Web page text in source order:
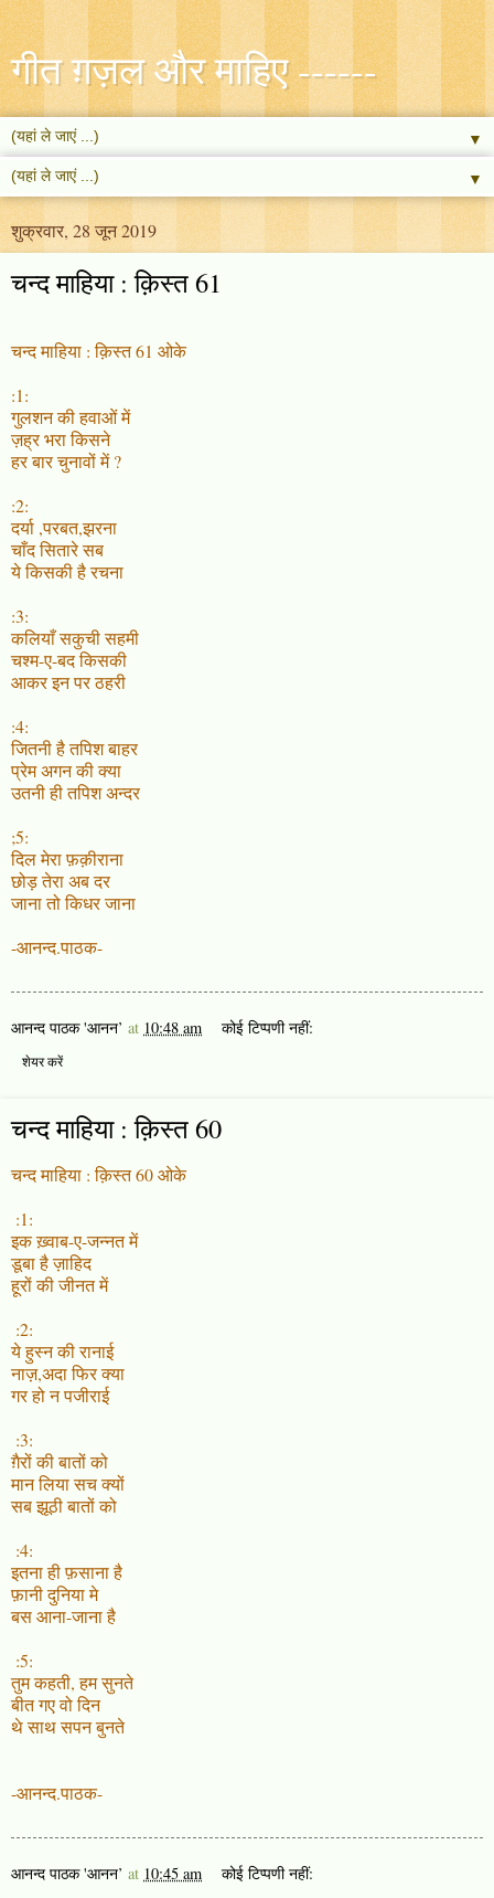
गीत ग़ज़ल और माहिए ------
▼
▼
शुक्रवार, 28 जून 2019
चन्द माहिया : क़िस्त 61
चन्द माहिया : क़िस्त 61 ओके
:1:
गुलशन की हवाओं में
ज़ह्र भरा किसने
हर बार चुनावों में ?
:2:
दर्या ,परबत,झरना
चाँद सितारे सब
ये किसकी है रचना
:3:
कलियाँ सकुची सहमी
चश्म-ए-बद किसकी
आकर इन पर ठहरी
:4:
जितनी है तपिश बाहर
प्रेम अगन की क्या
उतनी ही तपिश अन्दर
;5:
दिल मेरा फ़क़ीराना
छोड़ तेरा अब दर
जाना तो किधर जाना
-आनन्द.पाठक-
आनन्द पाठक 'आनन’ at 10:48 am कोई टिप्पणी नहीं:
शेयर करें
चन्द माहिया : क़िस्त 60
चन्द माहिया : क़िस्त 60 ओके
:1:
इक ख़्वाब-ए-जन्नत में
डूबा है ज़ाहिद
हूरों की जीनत में
:2:
ये हुस्न की रानाई
नाज़,अदा फिर क्या
गर हो न पजीराई
:3:
ग़ैरों की बातों को
मान लिया सच क्यों
सब झूठी बातों को
:4:
इतना ही फ़साना है
फ़ानी दुनिया मे
बस आना-जाना है
:5:
तुम कहती, हम सुनते
बीत गए वो दिन
थे साथ सपन बुनते
-आनन्द.पाठक-
आनन्द पाठक 'आनन’ at 10:45 am कोई टिप्पणी नहीं: